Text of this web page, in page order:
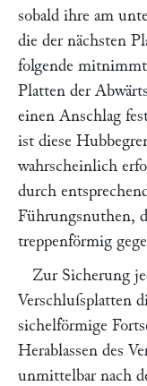
sobald ihre am
die der nächsten
folgende
Platten der
einen Anschlag
ist diese
wahrscheinlich
durch
Führungsnuthen,
treppenförmig
Zur Sicherung
Verschluſsplatten
sichelförmige
Herablassen des
unmittelbar nach